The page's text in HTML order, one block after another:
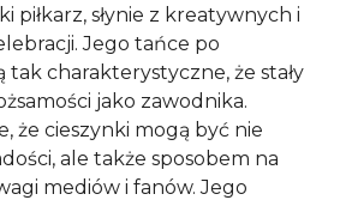
piłkarz, słynie z kreatywnych i
Jego tańce po
tak charakterystyczne, że stały
jako zawodnika.
że cieszynki mogą być nie
ale także sposobem na
mediów i fanów. Jego